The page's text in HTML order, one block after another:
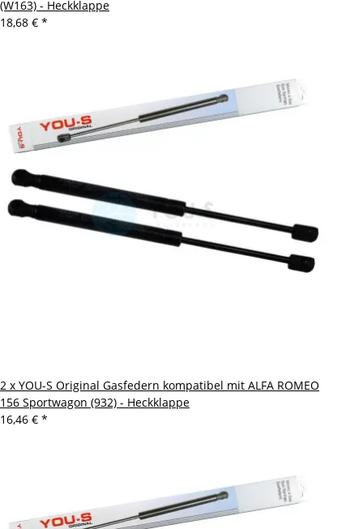
(W163) - Heckklappe
18,68 € *
2 x YOU-S Original Gasfedern kompatibel mit ALFA ROMEO
156 Sportwagon (932) - Heckklappe
16,46 € *